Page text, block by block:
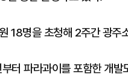
18명을 초청해 2주간 광주
터 파라과이를 포함한 개발